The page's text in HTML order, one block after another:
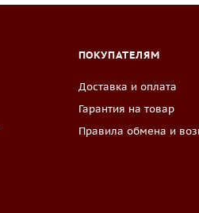
ПОКУПАТЕЛЯМ
Доставка и оплата
Гарантия на товар
Правила обмена и